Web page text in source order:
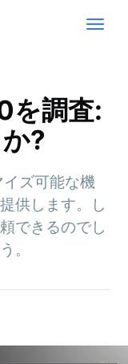
を調査:
?
ズ可能な機
供します。し
できるのでし
。